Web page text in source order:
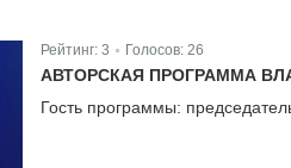
Рейтинг: 3 Голосов: 26
АВТОРСКАЯ ПРОГРАММА
Гость программы: